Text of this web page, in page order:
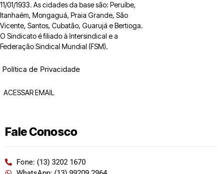
11/01/1933. As cidades da base são: Peruíbe,
Itanhaém, Mongaguá, Praia Grande, São
Vicente, Santos, Cubatão, Guarujá e Bertioga.
O Sindicato é filiado à Intersindical e a
Federação Sindical Mundial (FSM).
Política de Privacidade
ACESSAR EMAIL
Fale Conosco
Fone: (13) 3202 1670